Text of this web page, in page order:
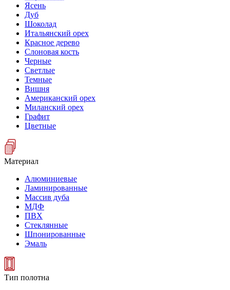
Ясень
Дуб
Шоколад
Итальянский орех
Красное дерево
Слоновая кость
Черные
Светлые
Темные
Вишня
Американский орех
Миланский орех
Графит
Цветные
Материал
Алюминиевые
Ламинированные
Массив дуба
МДФ
ПВХ
Стеклянные
Шпонированные
Эмаль
Тип полотна